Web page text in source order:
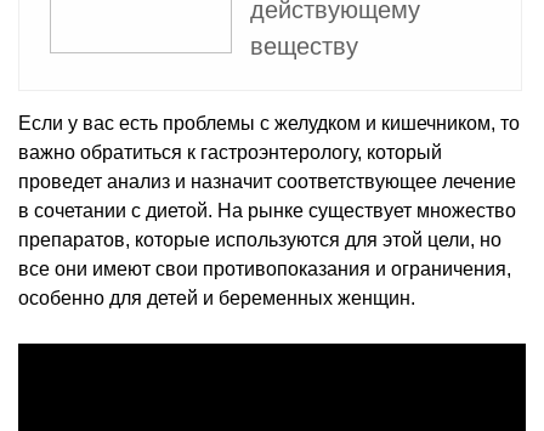
действующему
веществу
Если у вас есть проблемы с желудком и кишечником, то
важно обратиться к гастроэнтерологу, который
проведет анализ и назначит соответствующее лечение
в сочетании с диетой. На рынке существует множество
препаратов, которые используются для этой цели, но
все они имеют свои противопоказания и ограничения,
особенно для детей и беременных женщин.